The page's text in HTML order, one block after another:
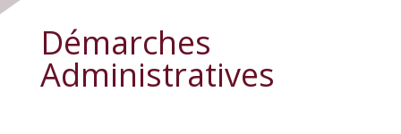
Démarches
Administratives